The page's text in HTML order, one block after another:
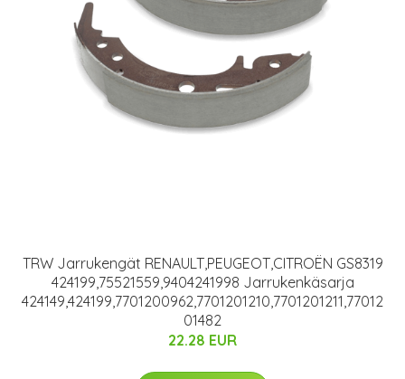
TRW Jarrukengät RENAULT,PEUGEOT,CITROËN GS8319
424199,75521559,9404241998 Jarrukenkäsarja
424149,424199,7701200962,7701201210,7701201211,77012
01482
22.28 EUR